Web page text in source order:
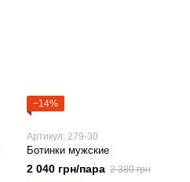
−14%
Артикул: 279-30
Ботинки мужские
2 040 грн/пара 2 380 грн